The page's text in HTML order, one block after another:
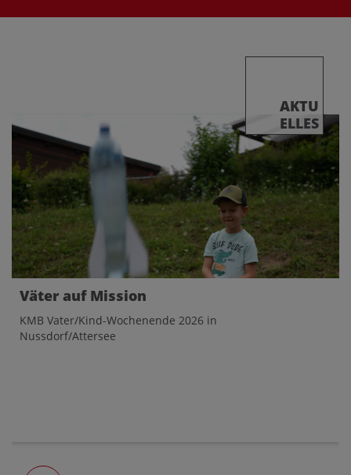
AKTU
ELLES
Väter auf Mission
KMB Vater/Kind-Wochenende 2026 in
Nussdorf/Attersee